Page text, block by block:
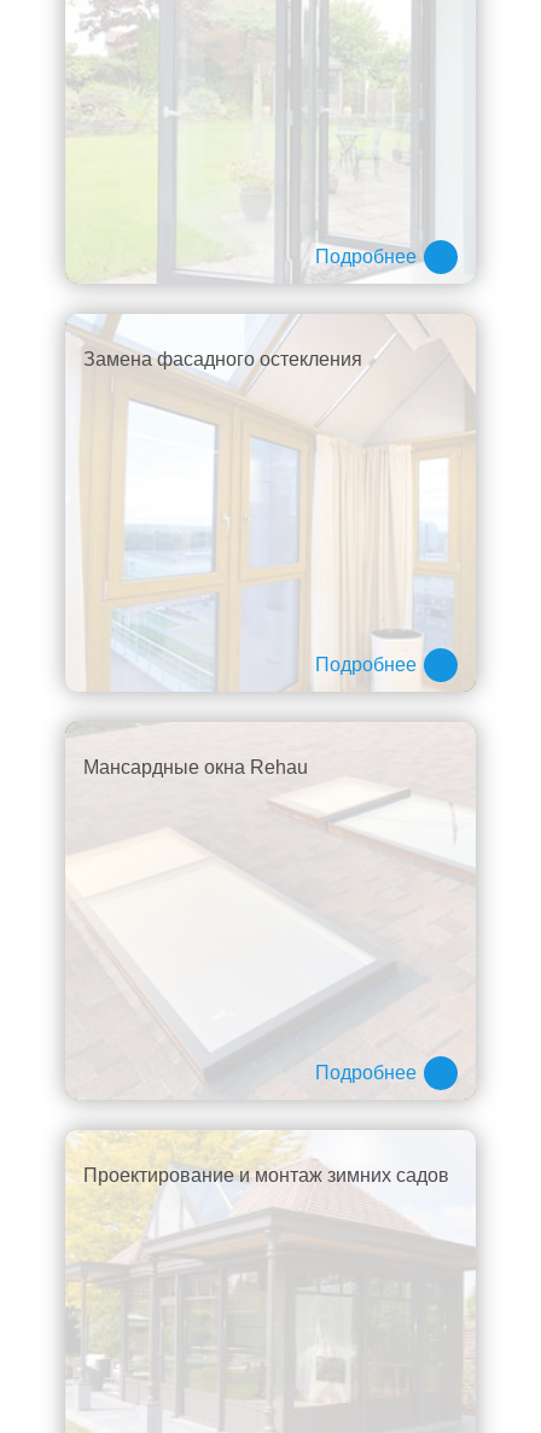
Подробнее
Замена фасадного остекления
Подробнее
Мансардные окна Rehau
Подробнее
Проектирование и монтаж зимних садов